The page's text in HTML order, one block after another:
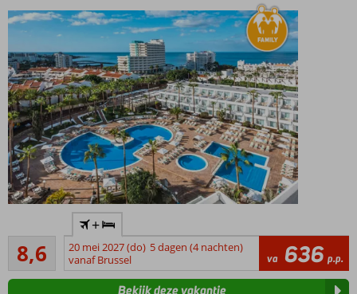
Accommodatie met een
GSTC erkend
duurzaamheidscertificaat
Ca. 500
meter van
8,6Aanrader
120
beoordelingen
+
20 mei 2027 (do) 5 dagen (4 nachten)
vanaf Brussel
va 636 p.p.
Bekijk deze vakantie